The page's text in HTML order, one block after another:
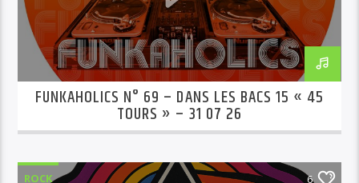
FUNKAHOLICS N° 69 – DANS LES BACS 15 « 45
TOURS » – 31 07 26
ROCK 6